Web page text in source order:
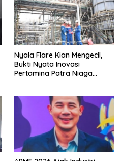
Nyala Flare Kian Mengecil,
Bukti Nyata Inovasi
Pertamina Patra Niaga